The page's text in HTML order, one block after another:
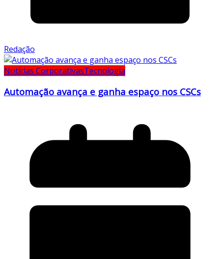
Redação
Notícias CorporativasTecnologia
Automação avança e ganha espaço nos CSCs